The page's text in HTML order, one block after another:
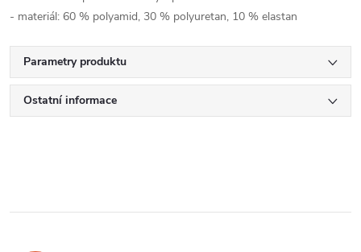
- materiál: 60 % polyamid, 30 % polyuretan, 10 % elastan
Parametry produktu
Ostatní informace